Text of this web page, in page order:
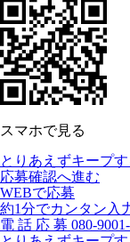
スマホで見る
とりあえずキープす
応募確認へ進む
WEBで応募
約1分でカンタン入
電 話 応 募 080-